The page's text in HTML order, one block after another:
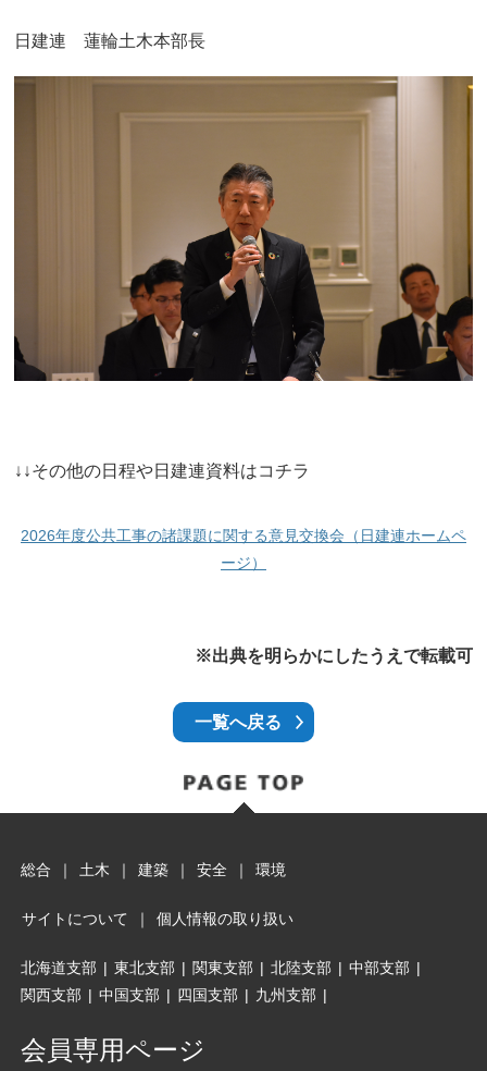
日建連 蓮輪土木本部長
↓↓その他の日程や日建連資料はコチラ
2026年度公共工事の諸課題に関する意見交換会（日建連ホームペ
ージ）
※出典を明らかにしたうえで転載可
一覧へ戻る
総合 ｜ 土木 ｜ 建築 ｜ 安全 ｜ 環境
サイトについて ｜ 個人情報の取り扱い
北海道支部 | 東北支部 | 関東支部 | 北陸支部 | 中部支部 |
関西支部 | 中国支部 | 四国支部 | 九州支部 |
会員専用ページ